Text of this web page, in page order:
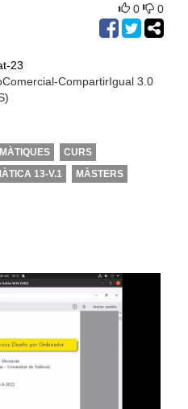
0 0
23
CompartirIgual 3.0
CURS
13-V.1
MÀSTERS